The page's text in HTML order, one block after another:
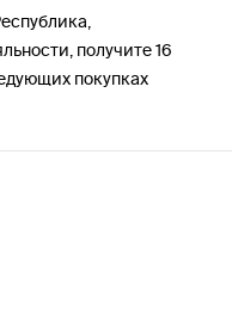
получите 16
покупках